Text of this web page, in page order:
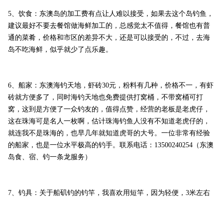
5、饮食：东澳岛的加工费有点让人难以接受，如果去这个岛钓鱼，
建议最好不要去餐馆做海鲜加工的，总感觉太不值得，餐馆也有普
通的菜肴，价格和市区的差异不大，还是可以接受的，不过，去海
岛不吃海鲜，似乎就少了点乐趣。
6、船家：东澳海钓天地，虾砖30元，粉料有几种，价格不一，有虾
砖就方便多了，同时海钓天地也免费提供打窝桶，不带窝桶可打
窝，这到是方便了一众钓友的，值得点赞，经营的老板是老虎仔，
这在珠海可是名人一枚啊，估计珠海钓鱼人没有不知道老虎仔的，
就连我不是珠海的，也早几年就知道虎哥的大号。一位非常有经验
的船家，也是一位水平极高的钓手。联系电话：13500240254（东澳
岛食、宿、钓一条龙服务）
7、钓具：关于船矶钓的钓竿，我喜欢用短竿，因为轻便，3米左右